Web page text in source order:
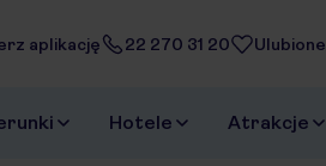
aplikację 22 270 31 20 Ulubione
Hotele Atrakcje